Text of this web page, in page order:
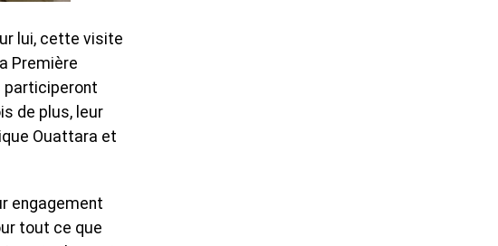
lui, cette visite
Première
participeront
de plus, leur
Ouattara et
engagement
tout ce que